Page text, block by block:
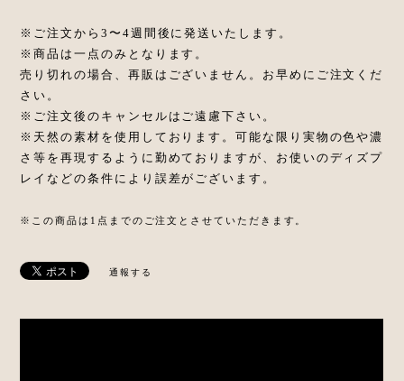
※ご注文から3〜4週間後に発送いたします。
※商品は一点のみとなります。
売り切れの場合、再販はございません。お早めにご注文くだ
さい。
※ご注文後のキャンセルはご遠慮下さい。
※天然の素材を使用しております。可能な限り実物の色や濃
さ等を再現するように勤めておりますが、お使いのディズプ
レイなどの条件により誤差がございます。
※この商品は1点までのご注文とさせていただきます。
通報する